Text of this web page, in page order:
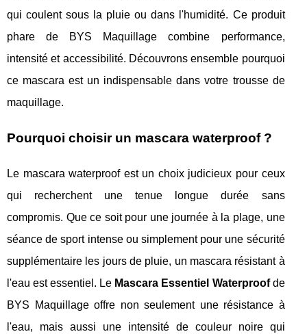
qui coulent sous la pluie ou dans l'humidité. Ce produit
phare de BYS Maquillage combine performance,
intensité et accessibilité. Découvrons ensemble pourquoi
ce mascara est un indispensable dans votre trousse de
maquillage.
Pourquoi choisir un mascara waterproof ?
Le mascara waterproof est un choix judicieux pour ceux
qui recherchent une tenue longue durée sans
compromis. Que ce soit pour une journée à la plage, une
séance de sport intense ou simplement pour une sécurité
supplémentaire les jours de pluie, un mascara résistant à
l'eau est essentiel. Le Mascara Essentiel Waterproofde
BYS Maquillage offre non seulement une résistance à
l'eau, mais aussi une intensité de couleur noire qui